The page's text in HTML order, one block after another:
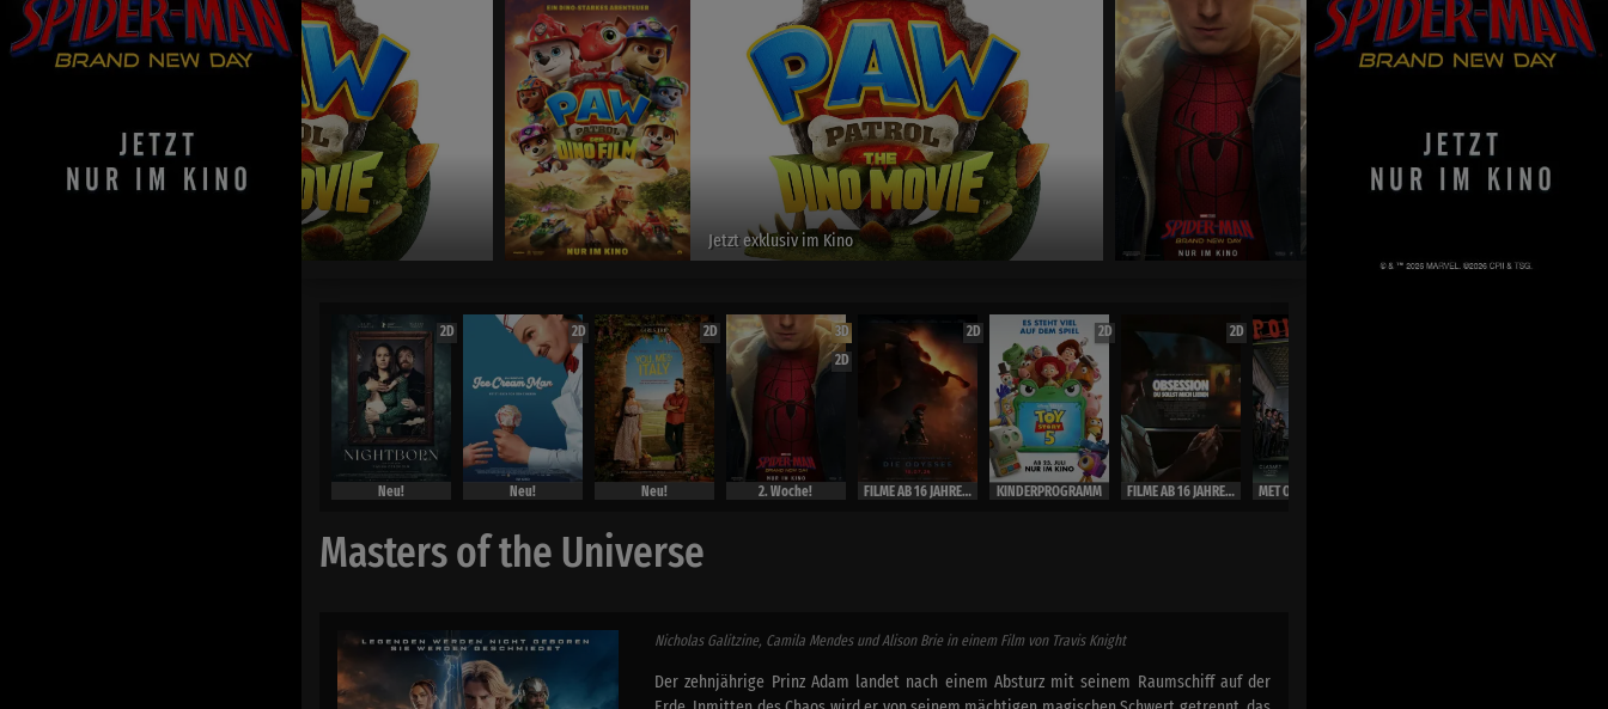
Spider-Man :Brand New Day
exclusiv im Kino
2D
Neu!
2D
Neu!
2D
Neu!
3D
2D
2. Woche!
2D
FILME AB 16 JAHRE ( Ausweis)
2D
KINDERPROGRAMM
2D
FILME AB 16 JAHRE ( Ausweis)
Masters of the Universe
Nicholas Galitzine, Camila Mendes und Alison Brie in einem Film von Travis Knight
Der zehnjährige Prinz Adam landet nach einem Absturz mit seinem Raumschiff auf der